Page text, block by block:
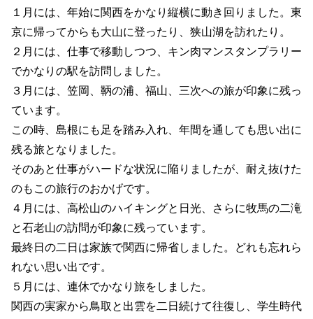
１月には、年始に関西をかなり縦横に動き回りました。東
京に帰ってからも大山に登ったり、狭山湖を訪れたり。
２月には、仕事で移動しつつ、キン肉マンスタンプラリー
でかなりの駅を訪問しました。
３月には、笠岡、鞆の浦、福山、三次への旅が印象に残っ
ています。
この時、島根にも足を踏み入れ、年間を通しても思い出に
残る旅となりました。
そのあと仕事がハードな状況に陥りましたが、耐え抜けた
のもこの旅行のおかげです。
４月には、高松山のハイキングと日光、さらに牧馬の二滝
と石老山の訪問が印象に残っています。
最終日の二日は家族で関西に帰省しました。どれも忘れら
れない思い出です。
５月には、連休でかなり旅をしました。
関西の実家から鳥取と出雲を二日続けて往復し、学生時代